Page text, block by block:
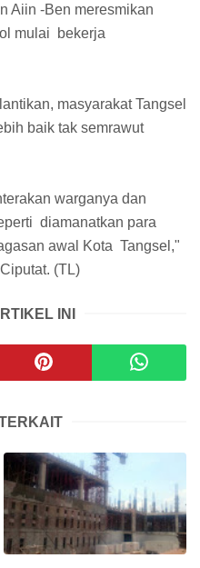
Aiin -Ben meresmikan
mulai bekerja
masyarakat Tangsel
baik tak semrawut
warganya dan
diamanatkan para
awal Kota Tangsel,"
Ciputat. (TL)
INI